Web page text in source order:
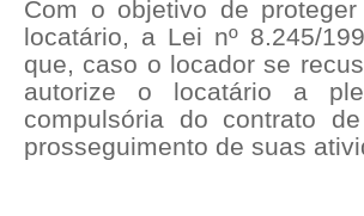
Com o objetivo de
locatário, a Lei nº 8.245/
que, caso o locador se
autorize o locatário a
compulsória do contrato
prosseguimento de suas